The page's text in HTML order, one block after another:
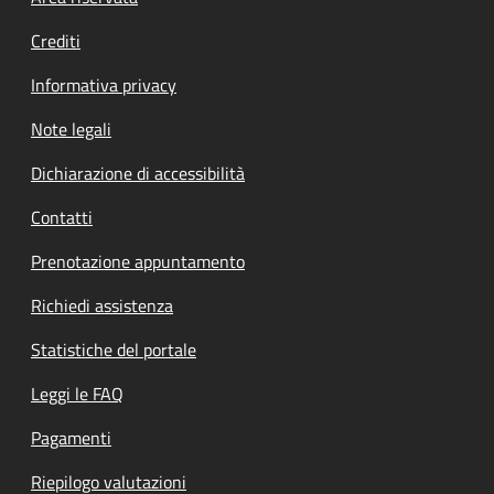
Crediti
Informativa privacy
Note legali
Dichiarazione di accessibilità
Contatti
Prenotazione appuntamento
Richiedi assistenza
Statistiche del portale
Leggi le FAQ
Pagamenti
Riepilogo valutazioni